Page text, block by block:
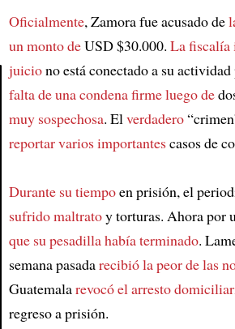
Oficialmente, Zamora fue acusado de
un monto deUSD $30.000. La fiscalía
juiciono está conectado a su
falta de una condena firme luego de
muy sospechosa. Elverdadero
reportar varios importantescasos de
Durante su tiempoen prisión, el
sufrido maltratoy torturas. Ahora por
que su pesadilla había terminado.
semana pasadarecibió la peor de las
Guatemalarevocó el arresto
regreso a prisión.